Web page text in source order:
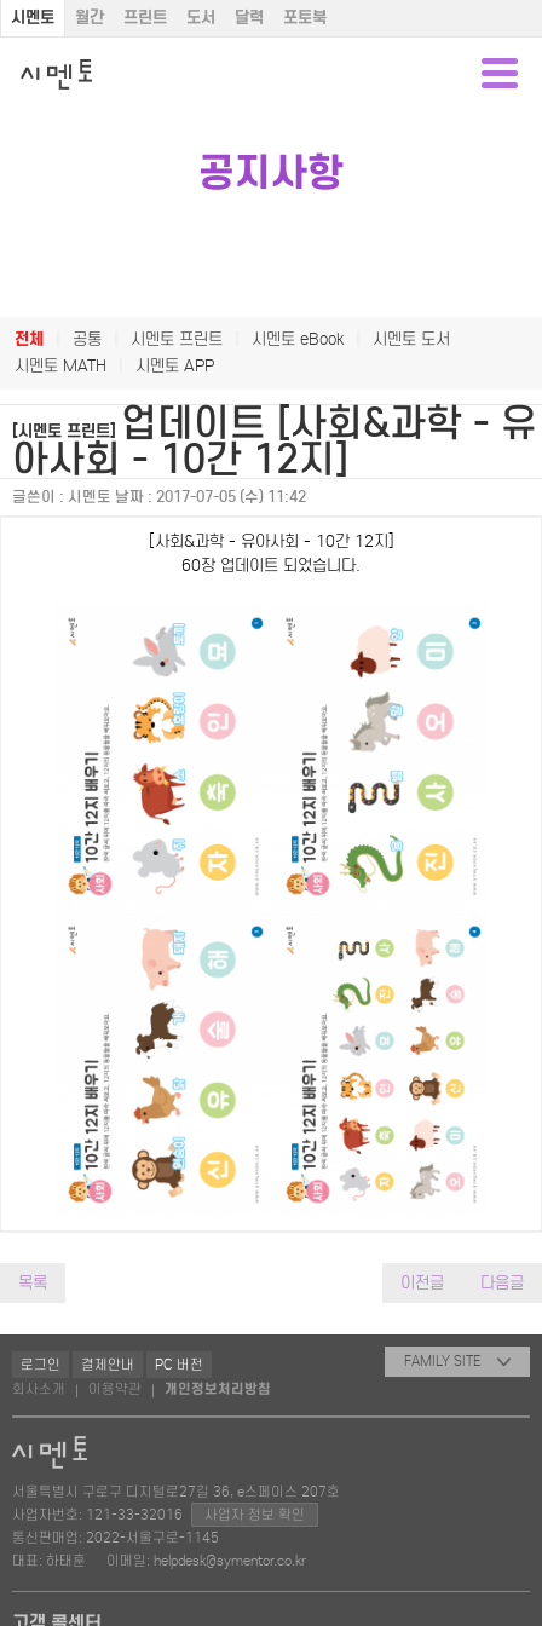
시멘토 월간 프린트 도서 달력 포토북
공지사항
전체 공통 시멘토 프린트 시멘토 eBook
시멘토 도서
시멘토 MATH
시멘토 APP
[시멘토 프린트] 업데이트 [사회&과학 - 유
아사회 - 10간 12지]
글쓴이 : 시멘토 날짜 : 2017-07-05 (수) 11:42
[사회&과학 - 유아사회 - 10간 12지]
60장 업데이트 되었습니다.
목록 이전글 다음글
로그인 결제안내
PC 버전
회사소개
이용약관 개인정보처리방침
FAMILY SITE
서울특별시 구로구 디지털로27길 36, e스페이스 207호
사업자번호: 121-33-32016
사업자 정보 확인
통신판매업: 2022-서울구로-1145
대표: 하태훈
이메일: helpdesk@symentor.co.kr